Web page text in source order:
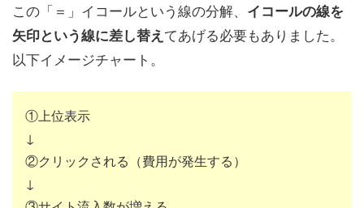
この「＝」イコールという線の分解、 イコールの線を
矢印という線に差し替え てあげる必要もありました。
以下イメージチャート。
①上位表示
↓
②クリックされる（費用が発生する）
↓